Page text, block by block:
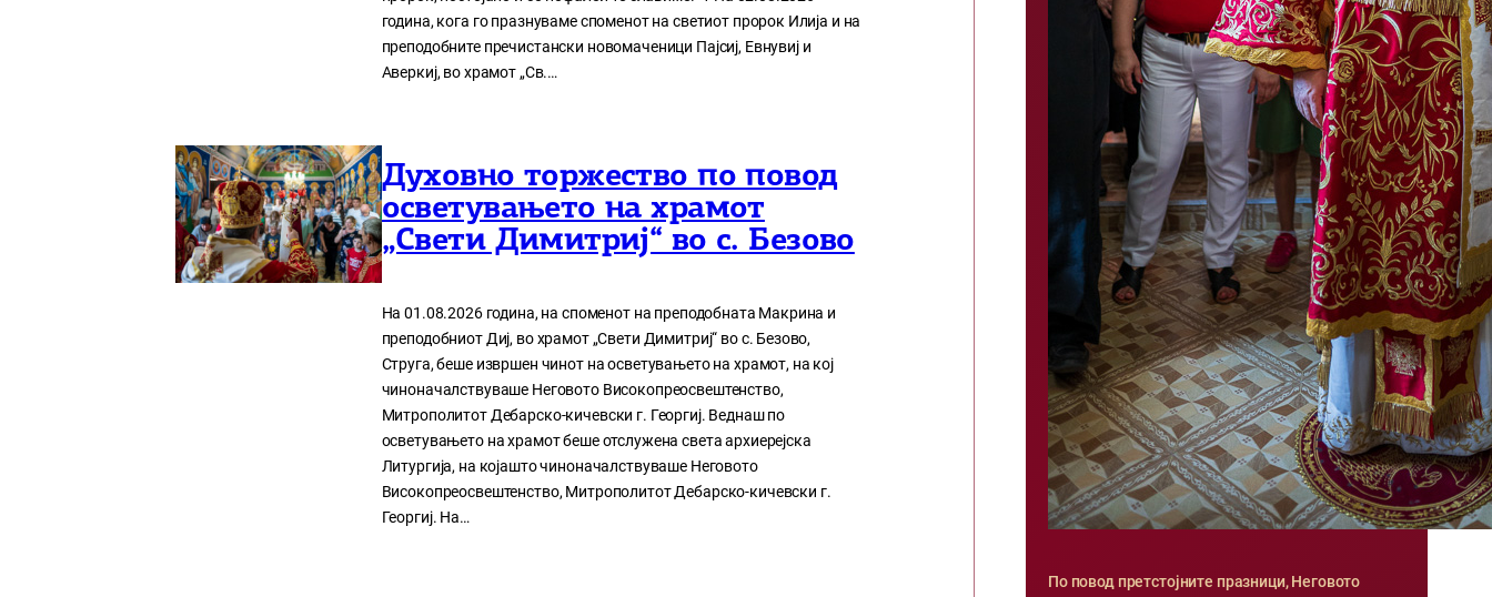
година, кога го празнуваме споменот на светиот пророк Илија и на
преподобните пречистански новомаченици Пајсиј, Евнувиј и
Аверкиј, во храмот „Св.…
Духовно торжество по повод
осветувањето на храмот
„Свети Димитриј“ во с. Безово
На 01.08.2026 година, на споменот на преподобната Макрина и
преподобниот Диј, во храмот „Свети Димитриј“ во с. Безово,
Струга, беше извршен чинот на осветувањето на храмот, на кој
чиноначалствуваше Неговото Високопреосвештенство,
Митрополитот Дебарско-кичевски г. Георгиј. Веднаш по
осветувањето на храмот беше отслужена света архиерејска
Литургија, на којашто чиноначалствуваше Неговото
Високопреосвештенство, Митрополитот Дебарско-кичевски г.
Георгиј. На…
По повод претстојните празници, Неговото